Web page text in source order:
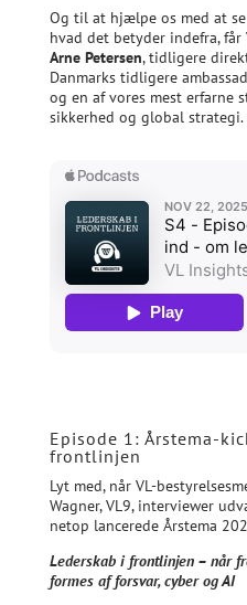
Og til at hjælpe os med at
hvad det betyder indefra,
Arne Petersen, tidligere
Danmarks tidligere
og en af vores mest erfarne
sikkerhed og global strategi.
Episode 1: Årstema-
frontlinjen
Lyt med, når VL-
Wagner, VL9, interviewer
netop lancerede Årstema
Lederskab i frontlinjen – når
formes af forsvar, cyber og AI